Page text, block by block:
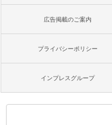
広告掲載のご案内
プライバシーポリシー
インプレスグループ